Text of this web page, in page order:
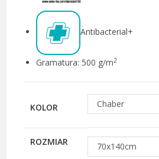
Antibacterial+
Gramatura: 500 g/m2
KOLOR Chaber
ROZMIAR 70x140cm